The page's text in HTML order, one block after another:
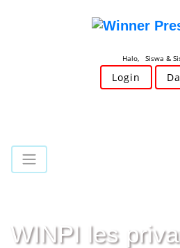
Halo, Siswa &
Login
WINPI les